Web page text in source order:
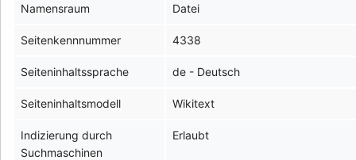
Namensraum Datei
Seitenkennnummer 4338
Seiteninhaltssprache de - Deutsch
Seiteninhaltsmodell Wikitext
Indizierung durch
Suchmaschinen
Erlaubt